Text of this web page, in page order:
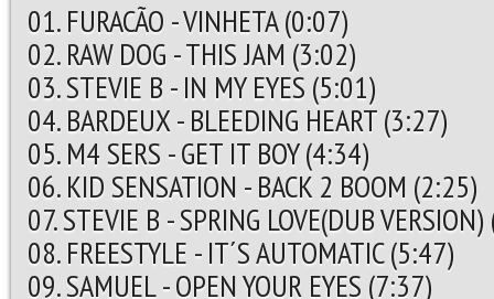
01. FURACÃO - VINHETA (0:07)
02. RAW DOG - THIS JAM (3:02)
03. STEVIE B - IN MY EYES (5:01)
04. BARDEUX - BLEEDING HEART (3:27)
05. M4 SERS - GET IT BOY (4:34)
06. KID SENSATION - BACK 2 BOOM (2:25)
07. STEVIE B - SPRING LOVE(DUB
08. FREESTYLE - IT´S AUTOMATIC (5:47)
09. SAMUEL - OPEN YOUR EYES (7:37)